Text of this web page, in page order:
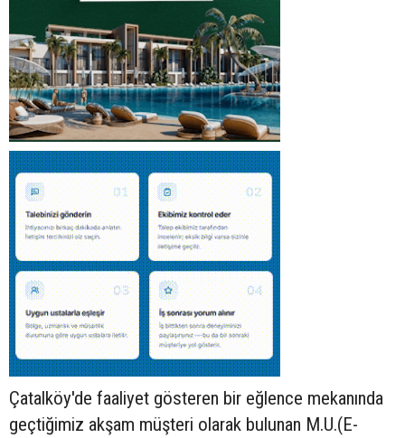
Çatalköy'de faaliyet gösteren bir eğlence mekanında
geçtiğimiz akşam müşteri olarak bulunan M.U.(E-